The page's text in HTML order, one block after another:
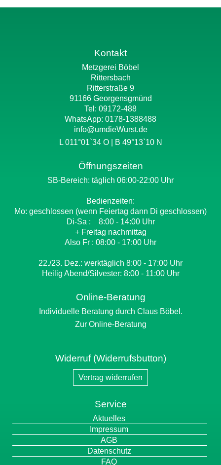
Kontakt
Metzgerei Böbel
Rittersbach
Ritterstraße 9
91166 Georgensgmünd
Tel: 09172-488
WhatsApp: 0178-1388488
info@umdieWurst.de
L 011°01`34 O | B 49°13`10 N
Öffnungszeiten
SB-Bereich: täglich 06:00-22:00 Uhr
Bedienzeiten:
Mo: geschlossen (wenn Feiertag dann Di geschlossen)
Di-Sa : 8:00 - 14:00 Uhr
+ Freitag nachmittag
Also Fr : 08:00 - 17:00 Uhr
22./23. Dez.: werktäglich 8:00 - 17:00 Uhr
Heilig Abend/Silvester: 8:00 - 11:00 Uhr
Online-Beratung
Individuelle Beratung durch Claus Böbel.
Zur Online-Beratung
Widerruf (Widerrufsbutton)
Vertrag widerrufen
Service
Navigation
überspringen
Aktuelles
Impressum
AGB
Datenschutz
FAQ